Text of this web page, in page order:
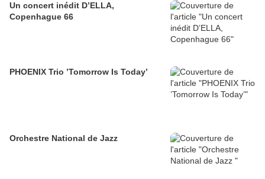
Un concert inédit D’ELLA,
Copenhague 66
PHOENIX Trio ’Tomorrow Is Today’
Orchestre National de Jazz